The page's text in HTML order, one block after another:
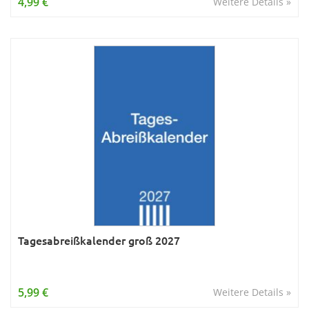
Tagesabreißkalender groß 2027
Weitere Details »
5,99 €